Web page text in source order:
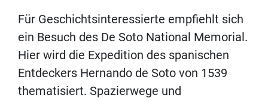
Für Geschichtsinteressierte empfiehlt sich
ein Besuch des De Soto National Memorial.
Hier wird die Expedition des spanischen
Entdeckers Hernando de Soto von 1539
thematisiert. Spazierwege und